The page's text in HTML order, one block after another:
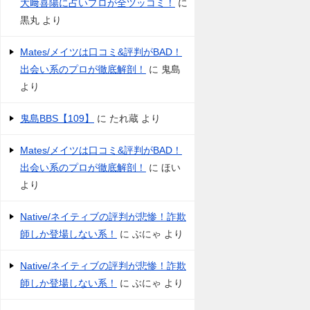
大﨑喜陽に占いプロが全ツッコミ！
に
黒丸 より
Mates/メイツは口コミ&評判がBAD！
出会い系のプロが徹底解剖！
に 鬼島
より
鬼島BBS【109】 に たれ蔵 より
Mates/メイツは口コミ&評判がBAD！
出会い系のプロが徹底解剖！
に ほい
より
Native/ネイティブの評判が悲惨！詐欺
師しか登場しない系！
に ぶにゃ より
Native/ネイティブの評判が悲惨！詐欺
師しか登場しない系！
に ぶにゃ より